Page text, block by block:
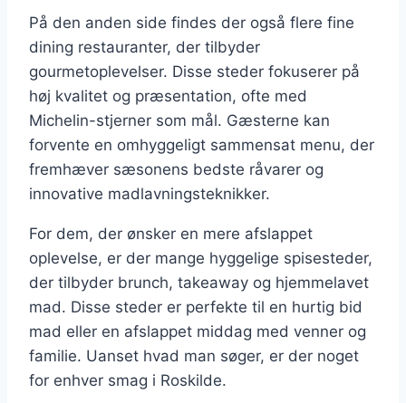
På den anden side findes der også flere fine
dining restauranter, der tilbyder
gourmetoplevelser. Disse steder fokuserer på
høj kvalitet og præsentation, ofte med
Michelin-stjerner som mål. Gæsterne kan
forvente en omhyggeligt sammensat menu, der
fremhæver sæsonens bedste råvarer og
innovative madlavningsteknikker.
For dem, der ønsker en mere afslappet
oplevelse, er der mange hyggelige spisesteder,
der tilbyder brunch, takeaway og hjemmelavet
mad. Disse steder er perfekte til en hurtig bid
mad eller en afslappet middag med venner og
familie. Uanset hvad man søger, er der noget
for enhver smag i Roskilde.